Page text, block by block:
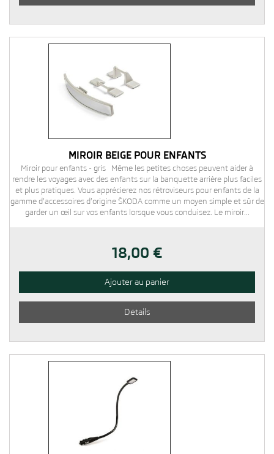
MIROIR BEIGE POUR ENFANTS
Miroir pour enfants - gris Même les petites choses peuvent aider à
rendre les voyages avec des enfants sur la banquette arrière plus faciles
et plus pratiques. Vous apprécierez nos rétroviseurs pour enfants de la
gamme d’accessoires d’origine ŠKODA comme un moyen simple et sûr de
garder un œil sur vos enfants lorsque vous conduisez. Le miroir...
18,00 €
Ajouter au panier
Détails